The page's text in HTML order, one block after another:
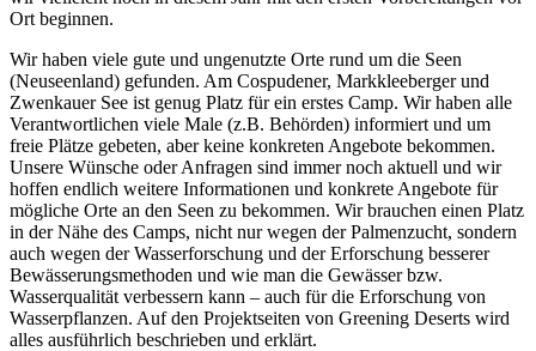
Ort beginnen.
Wir haben viele gute und ungenutzte Orte rund um die Seen
(Neuseenland) gefunden. Am Cospudener, Markkleeberger und
Zwenkauer See ist genug Platz für ein erstes Camp. Wir haben alle
Verantwortlichen viele Male (z.B. Behörden) informiert und um
freie Plätze gebeten, aber keine konkreten Angebote bekommen.
Unsere Wünsche oder Anfragen sind immer noch aktuell und wir
hoffen endlich weitere Informationen und konkrete Angebote für
mögliche Orte an den Seen zu bekommen. Wir brauchen einen Platz
in der Nähe des Camps, nicht nur wegen der Palmenzucht, sondern
auch wegen der Wasserforschung und der Erforschung besserer
Bewässerungsmethoden und wie man die Gewässer bzw.
Wasserqualität verbessern kann – auch für die Erforschung von
Wasserpflanzen. Auf den Projektseiten von Greening Deserts wird
alles ausführlich beschrieben und erklärt.